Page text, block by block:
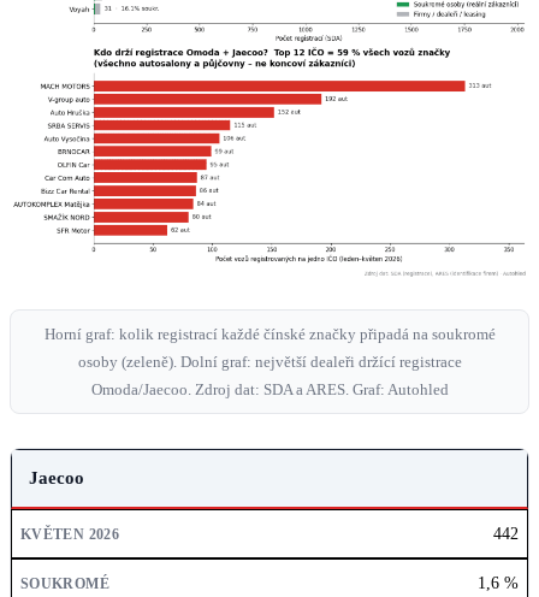
Horní graf: kolik registrací každé čínské značky připadá na soukromé
osoby (zeleně). Dolní graf: největší dealeři držící registrace
Omoda/Jaecoo. Zdroj dat: SDA a ARES. Graf: Autohled
ZNAČKA
SOUKROMÉ
Jaecoo
442
1,6 %